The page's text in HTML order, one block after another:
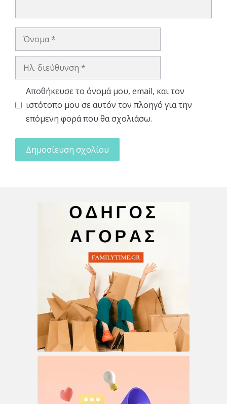
Όνομα
Ηλ.
Αποθήκευσε το όνομά μου, email, και τον
ιστότοπο μου σε αυτόν τον πλοηγό για την
επόμενη φορά που θα σχολιάσω.